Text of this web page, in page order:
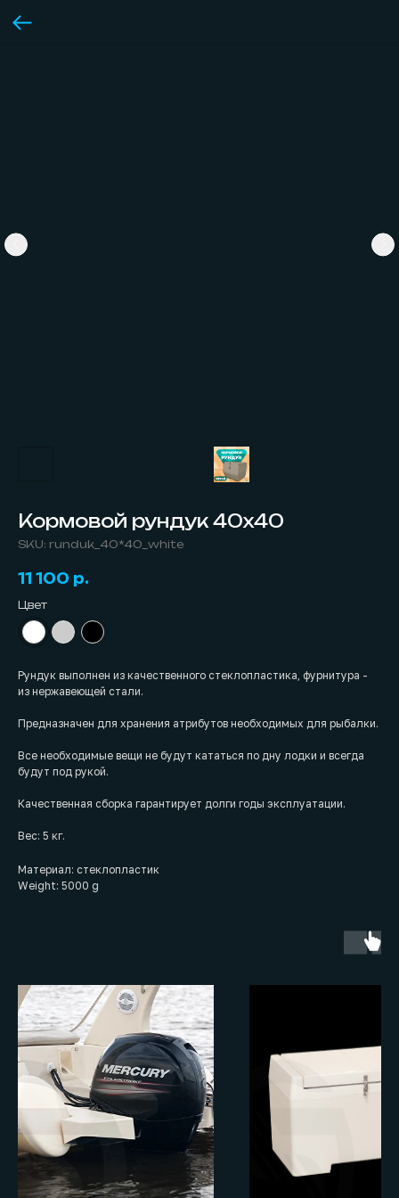
Кормовой рундук 40х40
SKU: runduk_40*40_white
11 100 р.
Цвет
Рундук выполнен из качественного стеклопластика, фурнитура -
из нержавеющей стали.
Предназначен для хранения атрибутов необходимых для рыбалки.
Все необходимые вещи не будут кататься по дну лодки и всегда
будут под рукой.
Качественная сборка гарантирует долги годы эксплуатации.
Вес: 5 кг.
Материал: стеклопластик
Weight: 5000 g